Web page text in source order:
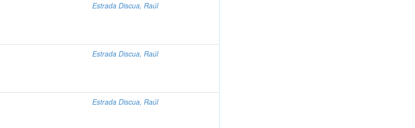
Estrada Discua, Raúl
Estrada Discua, Raúl
Estrada Discua, Raúl